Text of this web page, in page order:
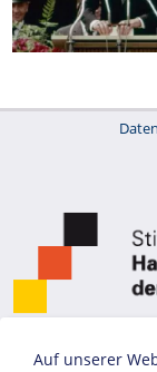
Auf unserer